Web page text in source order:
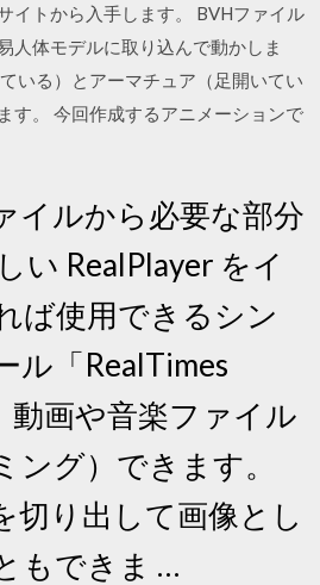
イトから入手します。 BVHファイル
人体モデルに取り込んで動かしま
いる）とアーマチュア（足開いてい
す。 今回作成するアニメーションで
イルから必要な部分
い RealPlayer をイ
ば使用できるシン
ル「RealTimes
動画や音楽ファイル
ング）できます。
切り出して画像とし
もできま …